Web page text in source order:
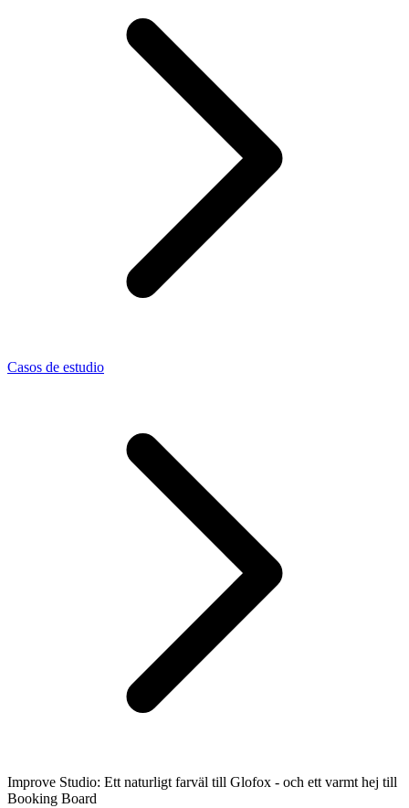
Casos de estudio
Improve Studio: Ett naturligt farväl till Glofox - och ett varmt hej till
Booking Board